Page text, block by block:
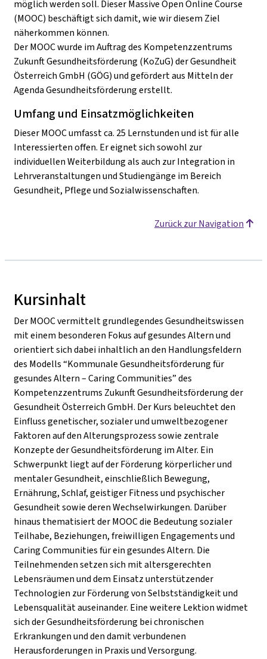
möglich werden soll. Dieser Massive Open Online Course
(MOOC) beschäftigt sich damit, wie wir diesem Ziel
näherkommen können.
Der MOOC wurde im Auftrag des Kompetenzzentrums
Zukunft Gesundheitsförderung (KoZuG) der Gesundheit
Österreich GmbH (GÖG) und gefördert aus Mitteln der
Agenda Gesundheitsförderung erstellt.
Umfang und Einsatzmöglichkeiten
Dieser MOOC umfasst ca. 25 Lernstunden und ist für alle
Interessierten offen. Er eignet sich sowohl zur
individuellen Weiterbildung als auch zur Integration in
Lehrveranstaltungen und Studiengänge im Bereich
Gesundheit, Pflege und Sozialwissenschaften.
Zurück zur Navigation
Kursinhalt
Der MOOC vermittelt grundlegendes Gesundheitswissen
mit einem besonderen Fokus auf gesundes Altern und
orientiert sich dabei inhaltlich an den Handlungsfeldern
des Modells “Kommunale Gesundheitsförderung für
gesundes Altern – Caring Communities” des
Kompetenzzentrums Zukunft Gesundheitsförderung der
Gesundheit Österreich GmbH. Der Kurs beleuchtet den
Einfluss genetischer, sozialer und umweltbezogener
Faktoren auf den Alterungsprozess sowie zentrale
Konzepte der Gesundheitsförderung im Alter. Ein
Schwerpunkt liegt auf der Förderung körperlicher und
mentaler Gesundheit, einschließlich Bewegung,
Ernährung, Schlaf, geistiger Fitness und psychischer
Gesundheit sowie deren Wechselwirkungen. Darüber
hinaus thematisiert der MOOC die Bedeutung sozialer
Teilhabe, Beziehungen, freiwilligen Engagements und
Caring Communities für ein gesundes Altern. Die
Teilnehmenden setzen sich mit altersgerechten
Lebensräumen und dem Einsatz unterstützender
Technologien zur Förderung von Selbstständigkeit und
Lebensqualität auseinander. Eine weitere Lektion widmet
sich der Gesundheitsförderung bei chronischen
Erkrankungen und den damit verbundenen
Herausforderungen in Praxis und Versorgung.